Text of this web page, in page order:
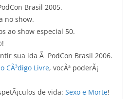
Brasil 2005.
no show.
ao show especial 50.
sua ida Ã PodCon Brasil 2006.
CÃ³digo Livre, vocÃª poderÃ¡
de vida: Sexo e Morte!